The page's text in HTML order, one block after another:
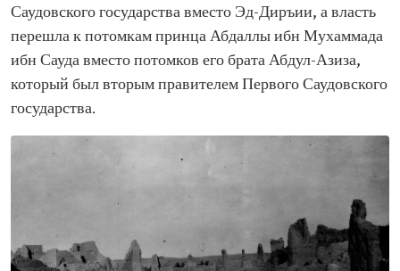
Саудовского государства вместо Эд-Диръии, а власть
перешла к потомкам принца Абдаллы ибн Мухаммада
ибн Сауда вместо потомков его брата Абдул-Азиза,
который был вторым правителем Первого Саудовского
государства.